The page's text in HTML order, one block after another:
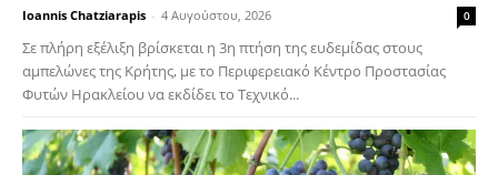
Ioannis Chatziarapis - 4 Αυγούστου, 2026 0
Σε πλήρη εξέλιξη βρίσκεται η 3η πτήση της ευδεμίδας στους
αμπελώνες της Κρήτης, με το Περιφερειακό Κέντρο Προστασίας
Φυτών Ηρακλείου να εκδίδει το Τεχνικό...